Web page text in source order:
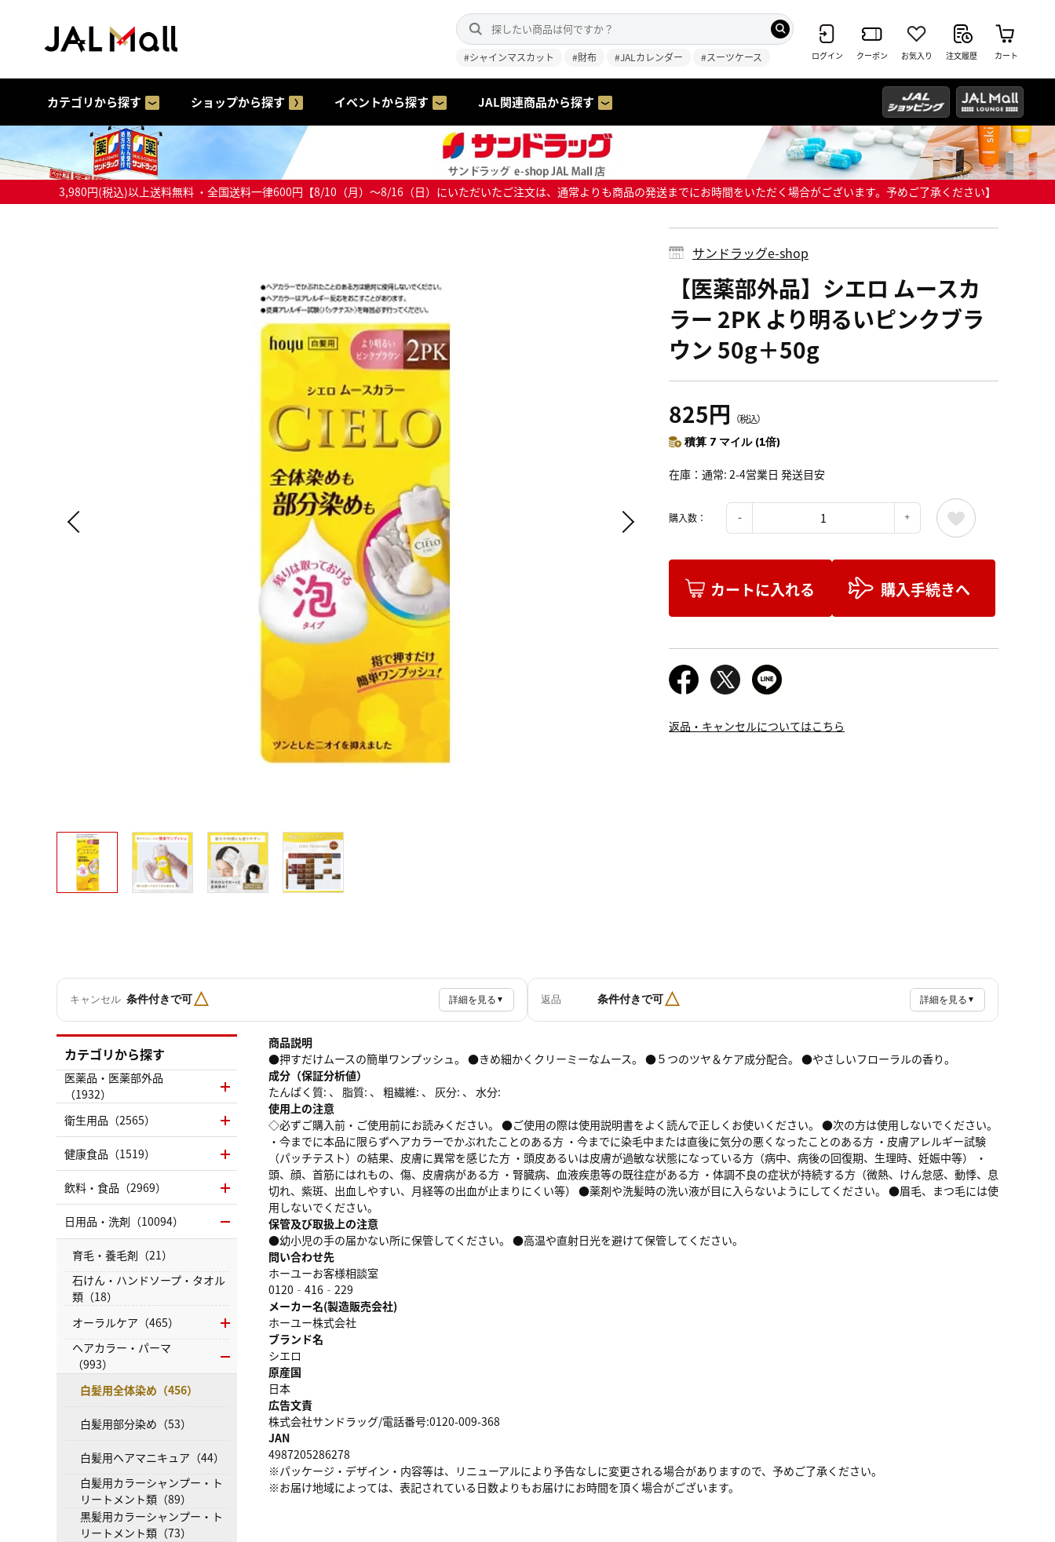
#シャインマスカット #財布 #JALカレンダー #スーツケース ログイン クーポン お気入り 注文履歴 カート
カテゴリから探す ショップから探す イベントから探す JAL関連商品から探す
3,980円(税込)以上送料無料 ・全国送料一律600円【8/10（月）～8/16（日）にいただいたご注文は、通常よりも商品の発送までにお時間をいただく場合がございます。予めご了承ください】
サンドラッグe-shop
【医薬部外品】シエロ ムースカ
ラー 2PK より明るいピンクブラ
ウン 50g＋50g
825円 （税込）
積算 7 マイル (1倍)
在庫 通常: 2-4営業日 発送目安
購入数：
カートに入れる 購入手続きへ
返品・キャンセルについてはこちら
キャンセル 条件付きで可△ 詳細を見る ▼ 返品 条件付きで可△ 詳細を見る ▼
商品説明
●押すだけムースの簡単ワンプッシュ。 ●きめ細かくクリーミーなムース。 ●５つのツヤ＆ケア成分配合。 ●やさしいフローラルの香り。
成分（保証分析値）
たんぱく質: 、 脂質: 、 粗繊維: 、 灰分: 、 水分:
使用上の注意
◇必ずご購入前・ご使用前にお読みください。 ●ご使用の際は使用説明書をよく読んで正しくお使いください。 ●次の方は使用しないでください。
・今までに本品に限らずヘアカラーでかぶれたことのある方 ・今までに染毛中または直後に気分の悪くなったことのある方 ・皮膚アレルギー試験
（パッチテスト）の結果、皮膚に異常を感じた方 ・頭皮あるいは皮膚が過敏な状態になっている方（病中、病後の回復期、生理時、妊娠中等） ・
頭、顔、首筋にはれもの、傷、皮膚病がある方 ・腎臓病、血液疾患等の既往症がある方 ・体調不良の症状が持続する方（微熱、けん怠感、動悸、息
切れ、紫斑、出血しやすい、月経等の出血が止まりにくい等） ●薬剤や洗髪時の洗い液が目に入らないようにしてください。 ●眉毛、まつ毛には使
用しないでください。
保管及び取扱上の注意
●幼小児の手の届かない所に保管してください。 ●高温や直射日光を避けて保管してください。
問い合わせ先
ホーユーお客様相談室
0120‐416‐229
メーカー名(製造販売会社)
ホーユー株式会社
ブランド名
シエロ
原産国
日本
広告文責
株式会社サンドラッグ/電話番号:0120-009-368
JAN
4987205286278
※パッケージ・デザイン・内容等は、リニューアルにより予告なしに変更される場合がありますので、予めご了承ください。
※お届け地域によっては、表記されている日数よりもお届けにお時間を頂く場合がございます。
カテゴリから探す
医薬品・医薬部外品
（1932）
衛生用品（2565）
健康食品（1519）
飲料・食品（2969）
日用品・洗剤（10094）
育毛・養毛剤（21）
石けん・ハンドソープ・タオル
類（18）
オーラルケア（465）
ヘアカラー・パーマ
（993）
白髪用全体染め（456）
白髪用部分染め（53）
白髪用ヘアマニキュア（44）
白髪用カラーシャンプー・ト
リートメント類（89）
黒髪用カラーシャンプー・ト
リートメント類（73）